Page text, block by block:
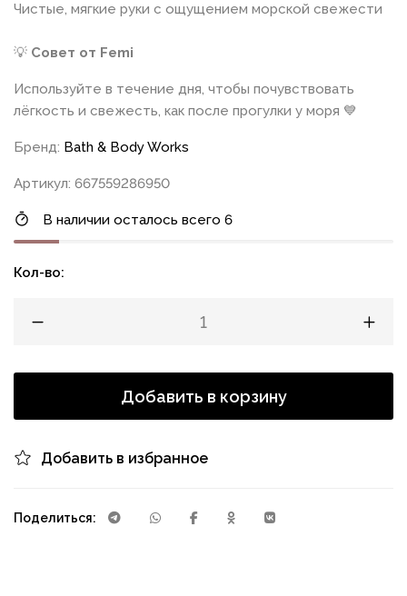
Чистые, мягкие руки с ощущением морской свежести
💡 Совет от Femi
Используйте в течение дня, чтобы почувствовать
лёгкость и свежесть, как после прогулки у моря 💙
Бренд: Bath & Body Works
Артикул: 667559286950
В наличии осталось всего 6
Кол-во:
Добавить в корзину
Добавить в избранное
Поделиться: